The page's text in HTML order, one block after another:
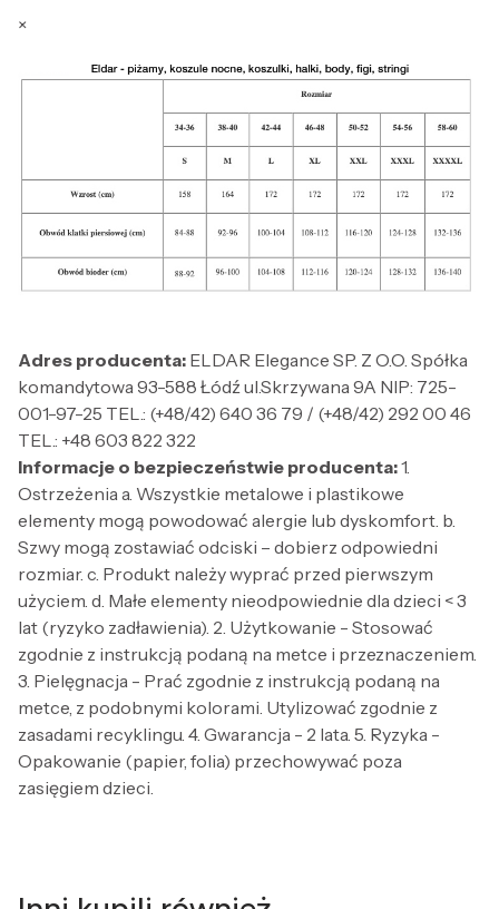
×
Adres producenta: ELDAR Elegance SP. Z O.O. Spółka
komandytowa 93-588 Łódź ul.Skrzywana 9A NIP: 725-
001-97-25 TEL.: (+48/42) 640 36 79 / (+48/42) 292 00 46
TEL.: +48 603 822 322
Informacje o bezpieczeństwie producenta:1.
Ostrzeżenia a. Wszystkie metalowe i plastikowe
elementy mogą powodować alergie lub dyskomfort. b.
Szwy mogą zostawiać odciski – dobierz odpowiedni
rozmiar. c. Produkt należy wyprać przed pierwszym
użyciem. d. Małe elementy nieodpowiednie dla dzieci < 3
lat (ryzyko zadławienia). 2. Użytkowanie - Stosować
zgodnie z instrukcją podaną na metce i przeznaczeniem.
3. Pielęgnacja - Prać zgodnie z instrukcją podaną na
metce, z podobnymi kolorami. Utylizować zgodnie z
zasadami recyklingu. 4. Gwarancja - 2 lata. 5. Ryzyka -
Opakowanie (papier, folia) przechowywać poza
zasięgiem dzieci.